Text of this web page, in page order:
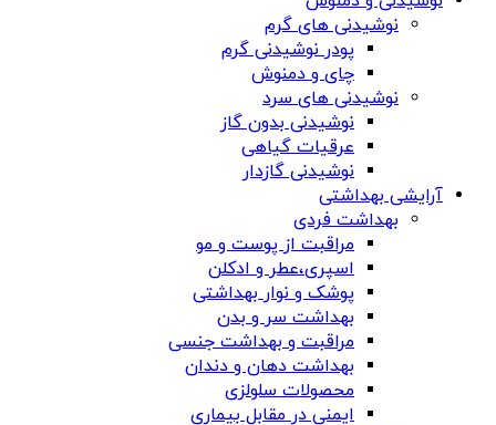
نوشیدنی های گرم
پودر نوشیدنی گرم
چای و دمنوش
نوشیدنی های سرد
نوشیدنی بدون گاز
عرقیات گیاهی
نوشیدنی گازدار
آرایشی بهداشتی
بهداشت فردی
مراقبت از پوست و مو
اسپری،عطر و ادکلن
پوشک و نوار بهداشتی
بهداشت سر و بدن
مراقبت و بهداشت جنسی
بهداشت دهان و دندان
محصولات سلولزی
ایمنی در مقابل بیماری